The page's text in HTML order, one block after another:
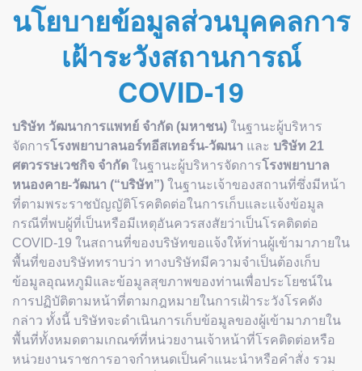
นโยบายข้อมูลส่วนบุคคลการ
เฝ้าระวังสถานการณ์
COVID-19
บริษัท วัฒนาการแพทย์ จำกัด (มหาชน) ในฐานะผู้บริหาร
จัดการโรงพยาบาลนอร์ทอีสเทอร์น-วัฒนา และ บริษัท 21
ศตวรรษเวชกิจ จำกัด ในฐานะผู้บริหารจัดการโรงพยาบาล
หนองคาย-วัฒนา (“บริษัท”) ในฐานะเจ้าของสถานที่ซึ่งมีหน้า
ที่ตามพระราชบัญญัติโรคติดต่อในการเก็บและแจ้งข้อมูล
กรณีที่พบผู้ที่เป็นหรือมีเหตุอันควรสงสัยว่าเป็นโรคติดต่อ
COVID-19 ในสถานที่ของบริษัทขอแจ้งให้ท่านผู้เข้ามาภายใน
พื้นที่ของบริษัททราบว่า ทางบริษัทมีความจำเป็นต้องเก็บ
ข้อมูลอุณหภูมิและข้อมูลสุขภาพของท่านเพื่อประโยชน์ใน
การปฏิบัติตามหน้าที่ตามกฎหมายในการเฝ้าระวังโรคดัง
กล่าว ทั้งนี้ บริษัทจะดำเนินการเก็บข้อมูลของผู้เข้ามาภายใน
พื้นที่ทั้งหมดตามเกณฑ์ที่หน่วยงานเจ้าหน้าที่โรคติดต่อหรือ
หน่วยงานราชการอาจกำหนดเป็นคำแนะนำหรือคำสั่ง รวม